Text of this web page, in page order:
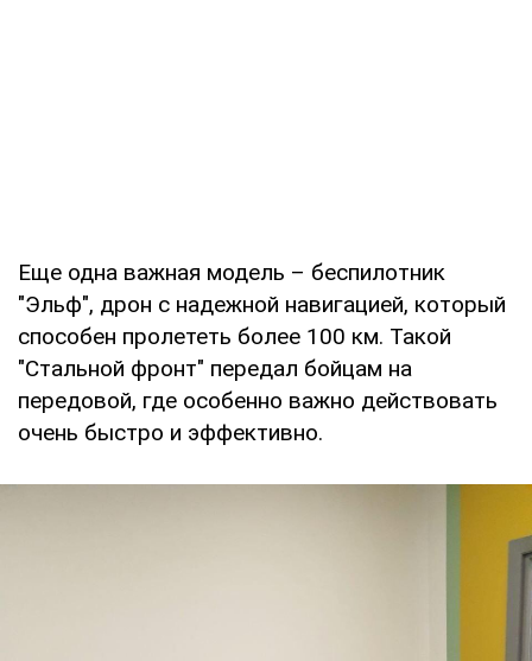
Еще одна важная модель – беспилотник
"Эльф", дрон с надежной навигацией, который
способен пролететь более 100 км. Такой
"Стальной фронт" передал бойцам на
передовой, где особенно важно действовать
очень быстро и эффективно.